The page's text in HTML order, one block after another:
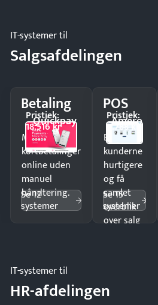
IT-systemer til
Salgsafdelingen
Betaling
Quickpay
Pristjek:
18.516 kr
Modtag
kortbetalinger
online uden
manuel
håndtering.
Se 12
systemer
POS
Amero
Pristjek:
4.788 kr
Ekspedér
kunderne
hurtigere
og få
samlet
overblik
over salg
Se 15
systemer
IT-systemer til
HR-afdelingen